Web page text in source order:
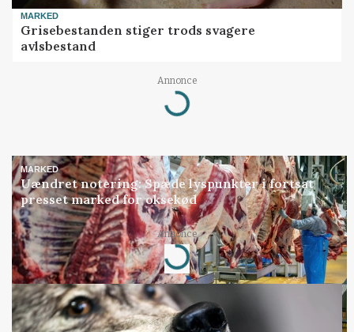
MARKED
Grisebestanden stiger trods svagere
avlsbestand
Annonce
Loading...
MARKED
Uændret notering: Spæde lyspunkter i fortsat
presset marked for oksekød
Annonce
Loading...